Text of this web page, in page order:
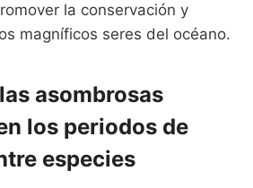
la conservación y
magníficos seres del océano.
asombrosas
los periodos de
especies